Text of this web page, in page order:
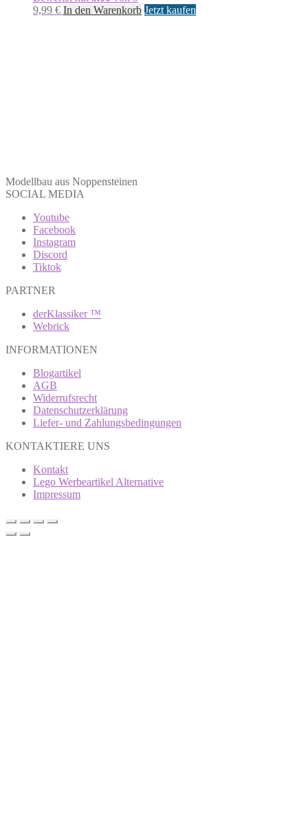
9,99 € In den Warenkorb Jetzt kaufen
Modellbau aus Noppensteinen
SOCIAL MEDIA
Youtube
Facebook
Instagram
Discord
Tiktok
PARTNER
derKlassiker ™
Webrick
INFORMATIONEN
Blogartikel
AGB
Widerrufsrecht
Datenschutzerklärung
Liefer- und Zahlungsbedingungen
KONTAKTIERE UNS
Kontakt
Lego Werbeartikel Alternative
Impressum